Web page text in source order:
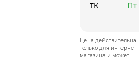
ТК
Пт
Цена действительна
только для интернет-
магазина и может